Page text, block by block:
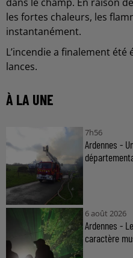
les fortes chaleurs, les
instantanément.
L’incendie a finalement
lances.
À LA UNE
7h56
Ardennes -
6 août 2026
Ardennes -
caractère